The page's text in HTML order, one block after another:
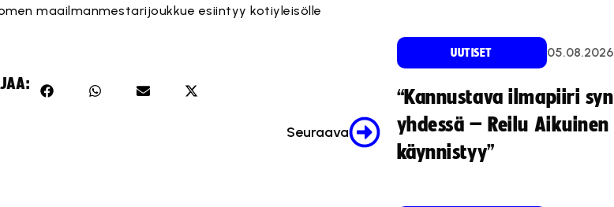
maailmanmestarijoukkue esiintyy kotiyleisölle
JAA:
Seuraava
UUTISET 05.08.2026
“Kannustava ilmapiiri
yhdessä – Reilu
käynnistyy”